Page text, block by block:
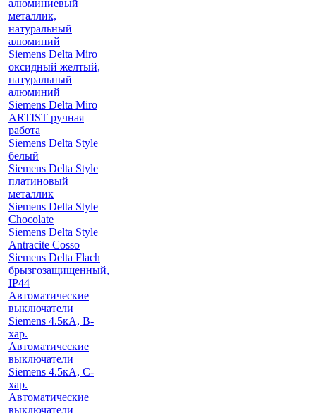
алюминиевый
металлик,
натуральный
алюминий
Siemens Delta Miro
оксидный желтый,
натуральный
алюминий
Siemens Delta Miro
ARTIST ручная
работа
Siemens Delta Style
белый
Siemens Delta Style
платиновый
металлик
Siemens Delta Style
Chocolate
Siemens Delta Style
Antracite Cosso
Siemens Delta Flach
брызгозащищенный,
IP44
Автоматические
выключатели
Siemens 4.5кА, B-
хар.
Автоматические
выключатели
Siemens 4.5кА, C-
хар.
Автоматические
выключатели